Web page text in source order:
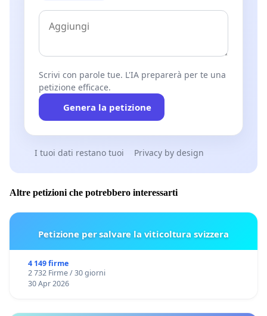
Scrivi con parole tue. L'IA preparerà per te una
petizione efficace.
Genera la petizione
I tuoi dati restano tuoi Privacy by design
Altre petizioni che potrebbero interessarti
Petizione per salvare la viticoltura svizzera
4 149 firme
2 732 Firme / 30 giorni
30 Apr 2026